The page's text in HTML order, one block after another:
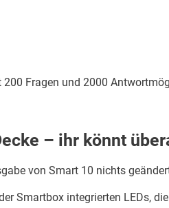
Fragen und 2000
– ihr könnt
von Smart 10 nichts
Smartbox integrierten LEDs,